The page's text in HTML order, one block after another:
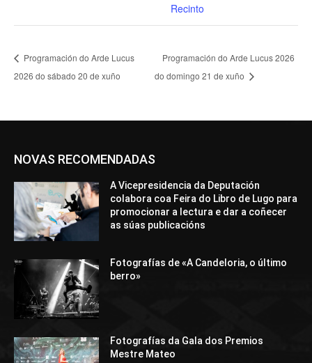
Recinto
Programación do Arde Lucus
2026 do sábado 20 de xuño
Programación do Arde Lucus 2026
do domingo 21 de xuño
NOVAS RECOMENDADAS
A Vicepresidencia da Deputación
colabora coa Feira do Libro de Lugo para
promocionar a lectura e dar a coñecer
as súas publicacións
Fotografías de «A Candeloria, o último
berro»
Fotografías da Gala dos Premios
Mestre Mateo